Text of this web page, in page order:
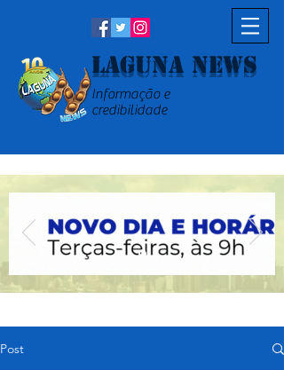
Laguna News
Informação e
credibilidade
Post